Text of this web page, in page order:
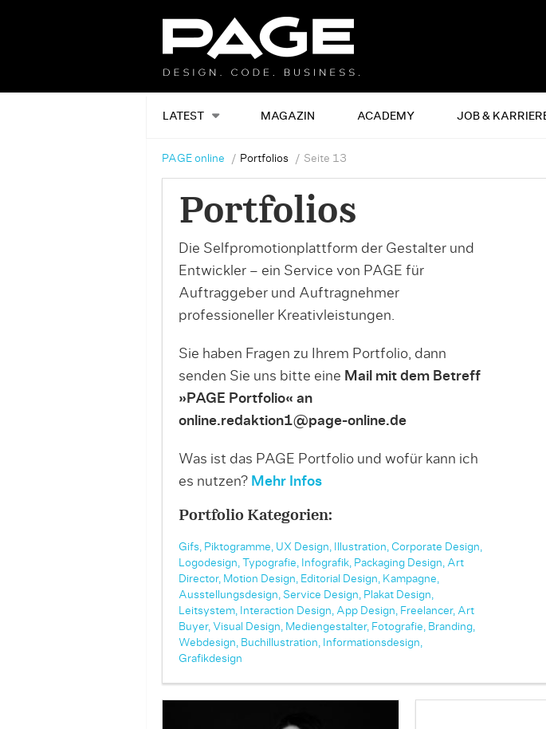
LATEST MAGAZIN ACADEMY JOB &
PAGE online Portfolios Seite 13
Portfolios
Die Selfpromotionplattform der Gestalter und
Entwickler – ein Service von PAGE für
Auftraggeber und Auftragnehmer
professioneller Kreativleistungen.
Sie haben Fragen zu Ihrem Portfolio, dann
senden Sie uns bitte eine Mail mit dem Betreff
»PAGE Portfolio« an
online.redaktion1@page-online.de
Was ist das PAGE Portfolio und wofür kann ich
es nutzen? Mehr Infos
Portfolio Kategorien:
Gifs, Piktogramme, UX Design, Illustration, Corporate Design,
Logodesign,
Typografie, Infografik, Packaging Design, Art
Director, Motion Design, Editorial Design, Kampagne,
Ausstellungsdesign, Service Design, Plakat Design,
Leitsystem,
Interaction Design, App Design, Freelancer, Art
Buyer, Visual Design, Mediengestalter, Fotografie, Branding,
Webdesign, Buchillustration,
Informationsdesign,
Grafikdesign